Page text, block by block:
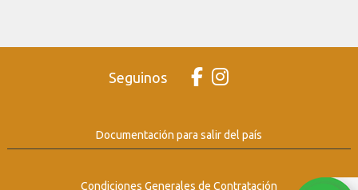
Seguinos
Documentación para salir del país
Condiciones Generales de Contratación